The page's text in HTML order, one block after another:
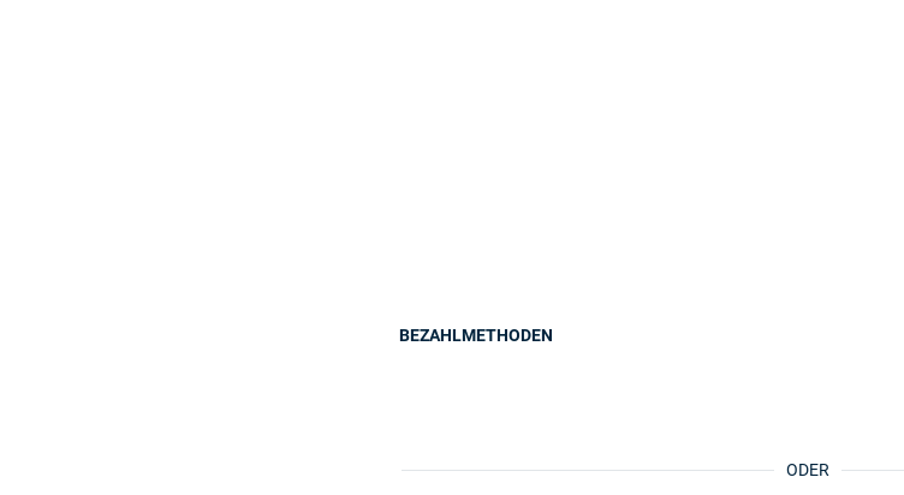
ODER
BEZAHLMETHODEN